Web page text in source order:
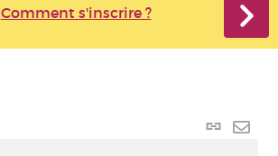
Comment s'inscrire ?
Lien